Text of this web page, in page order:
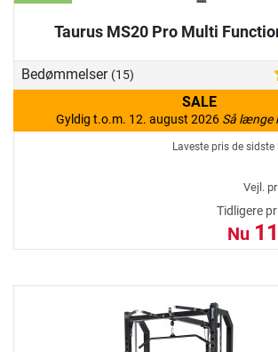
Taurus MS20 Pro Multi
Bedømmelser (15)
SALE
Gyldig t.o.m. 12. august 2026 Så længe
Laveste pris de sidste
Vejl.
Tidligere
Nu